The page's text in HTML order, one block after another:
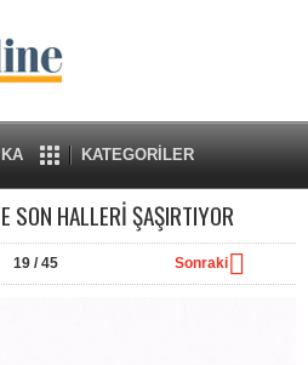
KATEGORİLER
SON HALLERİ ŞAŞIRTIYOR
19 / 45 Sonraki